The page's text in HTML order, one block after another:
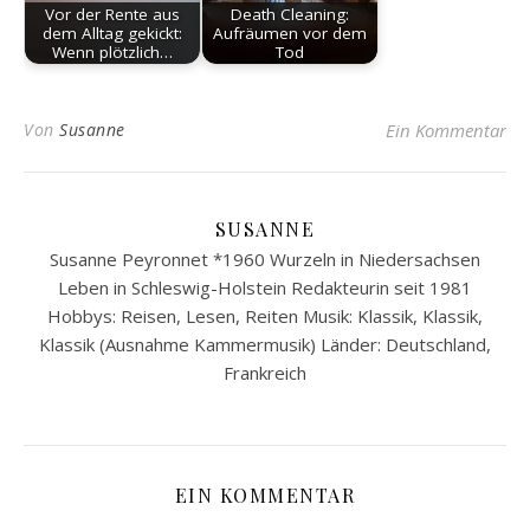
Vor der Rente aus
dem Alltag gekickt:
Wenn plötzlich…
Death Cleaning:
Aufräumen vor dem
Tod
Von Susanne Ein Kommentar
SUSANNE
Susanne Peyronnet *1960 Wurzeln in Niedersachsen
Leben in Schleswig-Holstein Redakteurin seit 1981
Hobbys: Reisen, Lesen, Reiten Musik: Klassik, Klassik,
Klassik (Ausnahme Kammermusik) Länder: Deutschland,
Frankreich
EIN KOMMENTAR